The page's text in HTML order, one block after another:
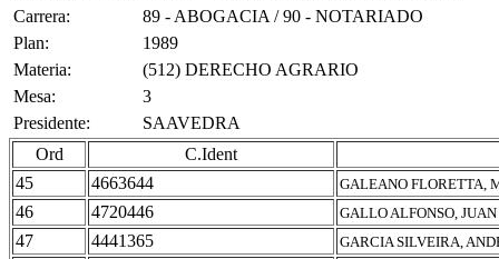
Carrera:
89 - ABOGACIA / 90 - NOTARIADO
Plan:
1989
Materia:
(512) DERECHO AGRARIO
Mesa:
3
Presidente:
SAAVEDRA
Ord
C.Ident
45
4663644 GALEANO FLORETTA,
46 4720446 GALLO ALFONSO,
47 4441365 GARCIA SILVEIRA,